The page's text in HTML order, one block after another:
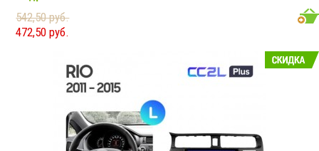
вида, подходит для Kia Rio 3 2010-2018
Размер: 2 DIN
Подсветка: многоцветная
Воспроизведение видео: есть
TV-тюнер: нет
SD карта: нет
AUX вход: есть
542,50 руб.
472,50 руб.